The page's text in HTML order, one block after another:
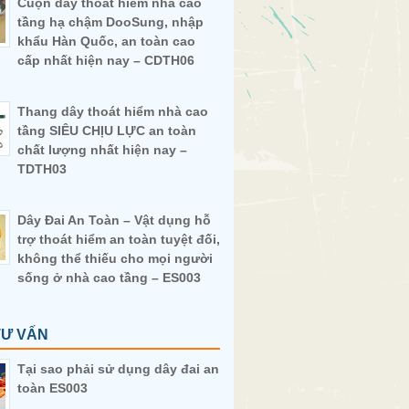
tầng hạ chậm DooSung, nhập
khẩu Hàn Quốc, an toàn cao
cấp nhất hiện nay – CDTH06
Thang dây thoát hiểm nhà cao
tầng SIÊU CHỊU LỰC an toàn
chất lượng nhất hiện nay –
TDTH03
Dây Đai An Toàn – Vật dụng hỗ
trợ thoát hiểm an toàn tuyệt đối,
không thể thiếu cho mọi người
sống ở nhà cao tầng – ES003
VẤN
Tại sao phải sử dụng dây đai an
toàn ES003